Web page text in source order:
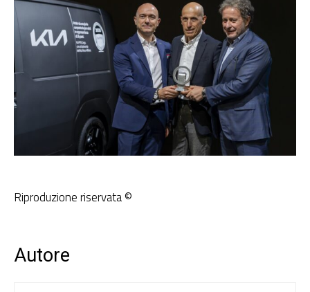
Riproduzione riservata ©
Autore